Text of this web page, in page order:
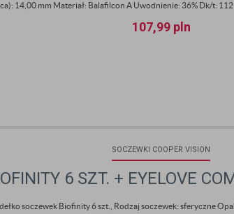
14,00 mm Materiał: Balafilcon A Uwodnienie: 36% Dk/t:
107,99 pln
SOCZEWKI COOPER VISION
6 SZT. + EYELOVE
soczewek Biofinity 6 szt., Rodzaj soczewek: sferyczne